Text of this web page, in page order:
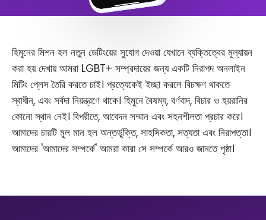
হিমুনের মিশন হল নতুন ডেটিংয়ের সুযোগ দেওয়া যেখানে ব্যক্তিত্বের মূল্যায়ন
করা হয় দেখায় আমরা LGBT+ সম্প্রদায়ের জন্য একটি নিরাপদ অনলাইন
মিটিং প্লেস তৈরি করতে চাই। প্রত্যেকেই ইচ্ছা করলে বিচক্ষণ থাকতে
স্বাধীন, এবং সর্বদা নিয়ন্ত্রণে থাকে। হিমুনে বৈষম্য, বর্ণবাদ, বিচার ও হয়রানির
কোনো স্থান নেই। বিপরীতে, আবেদন সম্মান এবং সহনশীলতা প্রচার করে।
আমাদের চারটি মূল মান হল অন্তর্ভুক্তি, সাহসিকতা, সত্যতা এবং নিরাপত্তা।
আমাদের 'আমাদের সম্পর্কে' আমরা কারা সে সম্পর্কে আরও জানতে পৃষ্ঠা।